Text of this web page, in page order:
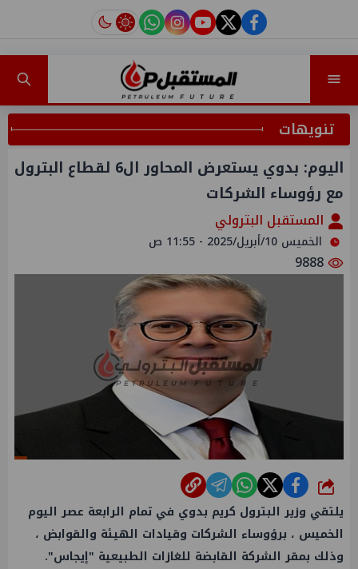
facebook
twitter
youtube
instagram
tiktok
تنويهات
اليوم: بدوي يستعرض المحاور ال6 لقطاع البترول
مع رؤوساء الشركات
المستقبل البترولي
الخميس 10/أبريل/2025 - 11:55 ص
شارك
يلتقي وزير البترول كريم بدوي في تمام الرابعة عصر اليوم
الخميس ، برؤوساء الشركات وقيادات الهيئة والقوابض ،
وذلك بمقر الشركة القابضة للغازات الطبيعية "إيجاس".